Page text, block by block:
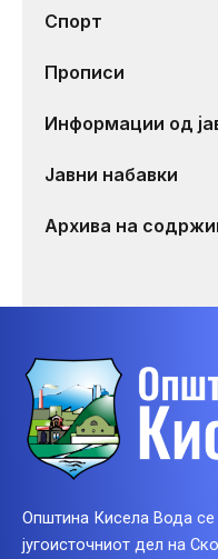
Спорт
Прописи
Информации од
Јавни набавки
Архива на
Општина Кисела Вода се
југоисточниот дел на